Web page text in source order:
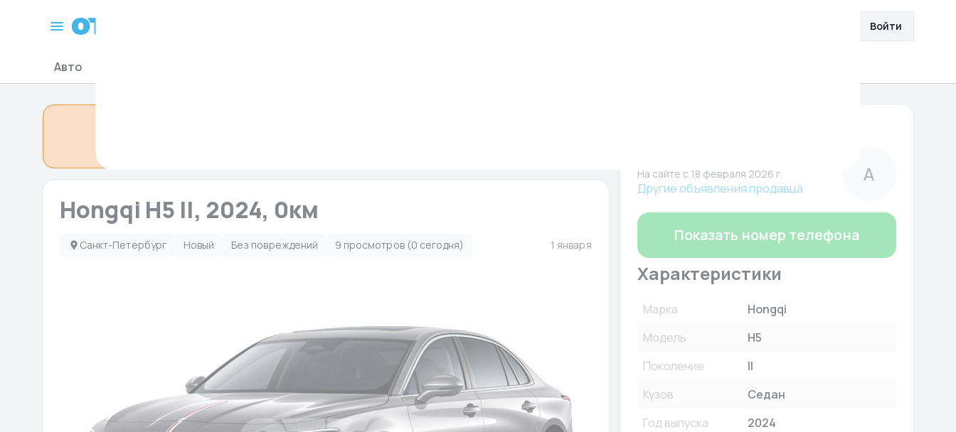
Войти
Авто
Hongqi H5 II, 2024, 0км
Санкт-Петербург Новый Без повреждений 9 просмотров (0 сегодня) 1 января
На сайте c 18 февраля 2026 г.
Другие объявления продавца
А
Показать номер телефона
Характеристики
Марка
Hongqi
Модель
H5
Поколение
II
Кузов
Седан
Год выпуска
2024